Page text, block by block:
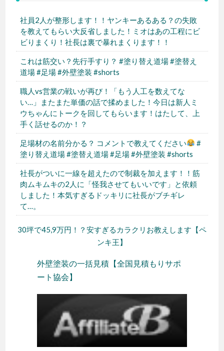
社員2人が整形します！！ヤンキーあるある？の失敗
を教えてもらい大反省しました！ミオはあの工程にビ
ビりまくり！社長は裏で暴れまくります！！
これは筋交い？先行手すり？ #塗り替え道場 #塗替え
道場 #足場 #外壁塗装 #shorts
職人vs営業の戦いが再び！「もう人工を数えてな
い…」またまた単価の話で揉めました！今日は新人ミ
ウちゃんにトークを回してもらいます！はたして、上
手く話せるのか！？
足場材の名前分かる？ コメントで教えてください
#
塗り替え道場 #塗替え道場 #足場 #外壁塗装 #shorts
社長がついに一線を超えたので制裁を加えます！！筋
肉ムキムキの2人に「怪我させてもいいです」と依頼
しました！本気すぎるドッキリに社長がブチギレ
て…。
30坪で45,9万円！？安すぎるカラクリお教えします【ペ
ンキ王】
外壁塗装の一括見積【全国見積もりサポ
ート協会】